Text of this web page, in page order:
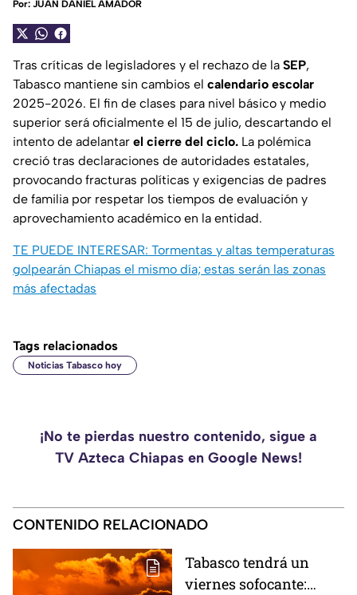
Por: JUAN DANIEL AMADOR
Tras críticas de legisladores y el rechazo de la SEP,
Tabasco mantiene sin cambios el calendario escolar
2025-2026. El fin de clases para nivel básico y medio
superior será oficialmente el 15 de julio, descartando el
intento de adelantar el cierre del ciclo. La polémica
creció tras declaraciones de autoridades estatales,
provocando fracturas políticas y exigencias de padres
de familia por respetar los tiempos de evaluación y
aprovechamiento académico en la entidad.
TE PUEDE INTERESAR: Tormentas y altas temperaturas
golpearán Chiapas el mismo día; estas serán las zonas
más afectadas
Tags relacionados
Noticias Tabasco hoy
¡No te pierdas nuestro contenido, sigue a
TV Azteca Chiapas en Google News!
CONTENIDO RELACIONADO
Tabasco tendrá un
viernes sofocante: